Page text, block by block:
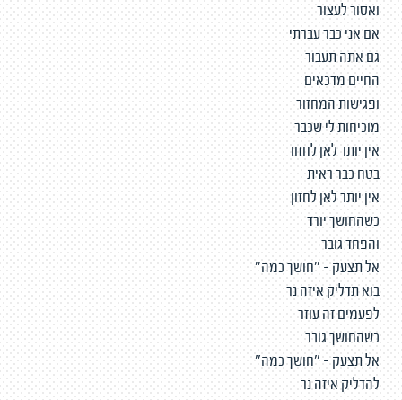
ואסור לעצור
אם אני כבר עברתי
גם אתה תעבור
החיים מדכאים
ופגישות המחזור
מוכיחות לי שכבר
אין יותר לאן לחזור
בטח כבר ראית
אין יותר לאן לחזון
כשהחושך יורד
והפחד גובר
אל תצעק - "חושך כמה"
בוא תדליק איזה נר
לפעמים זה עוזר
כשהחושך גובר
אל תצעק - "חושך כמה"
להדליק איזה נר